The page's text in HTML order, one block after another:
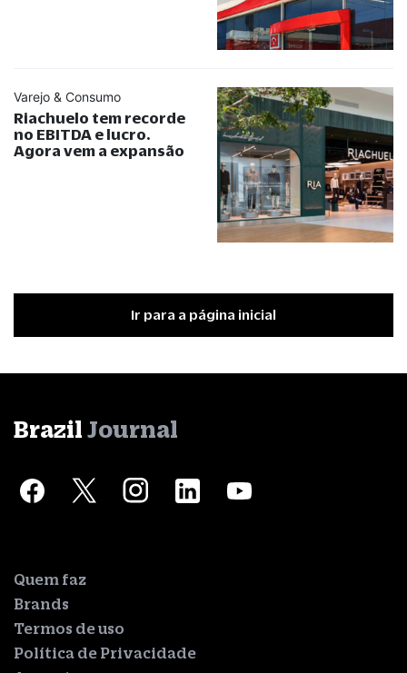
Varejo & Consumo
Riachuelo tem recorde
no EBITDA e lucro.
Agora vem a expansão
Ir para a página inicial
Brazil Journal
Quem faz
Brands
Termos de uso
Política de Privacidade